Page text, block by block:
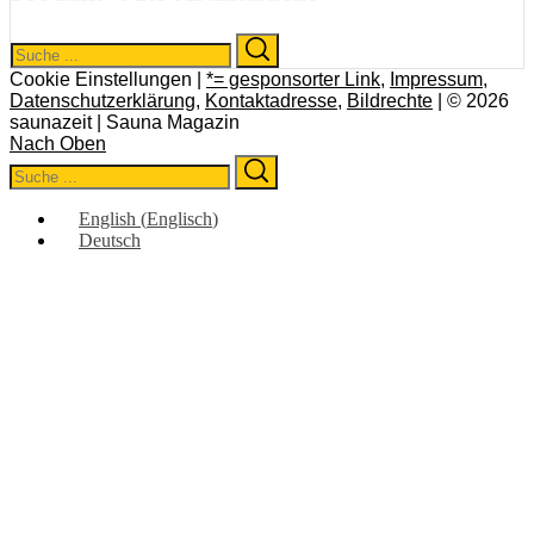
Search
for:
Cookie Einstellungen | *= gesponsorter Link, Impressum,
Datenschutzerklärung, Kontaktadresse, Bildrechte | © 2026
saunazeit | Sauna Magazin
Nach Oben
Search
for:
English (Englisch)
Deutsch